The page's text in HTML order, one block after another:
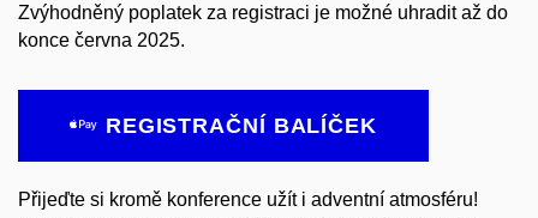
Zvýhodněný poplatek za registraci je možné uhradit až do
konce června 2025.
REGISTRAČNÍ BALÍČEK
Přijeďte si kromě konference užít i adventní atmosféru!